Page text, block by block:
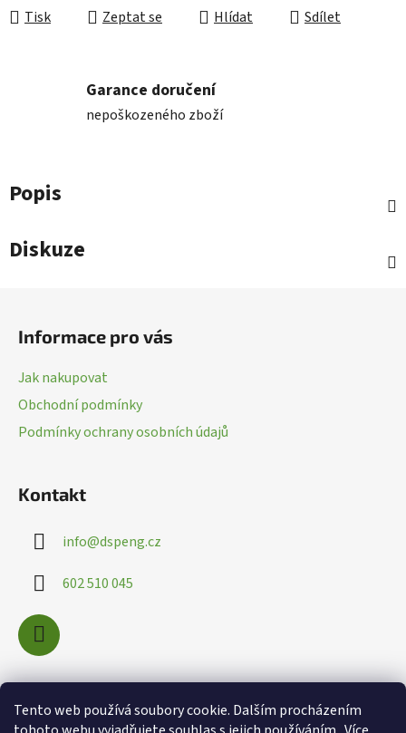
Tento web používá soubory cookie. Dalším procházením
Tisk Zeptat se Hlídat Sdílet
Garance doručení
nepoškozeného zboží
Popis
Diskuze
Informace pro vás
Jak nakupovat
Obchodní podmínky
Podmínky ochrany osobních údajů
Kontakt
info@dspeng.cz
602 510 045
Nákupní košík